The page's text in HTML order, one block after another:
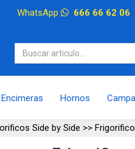
WhatsApp 666 66 62 06
Encimeras Hornos
Side by Side >>